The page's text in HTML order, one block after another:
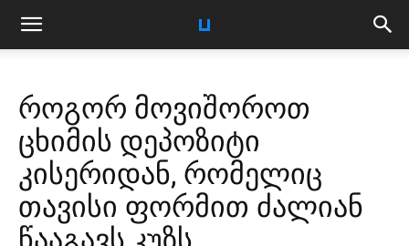
როგორ მოვიშოროთ
ცხიმის დეპოზიტი
კისერიდან, რომელიც
თავისი ფორმით ძალიან